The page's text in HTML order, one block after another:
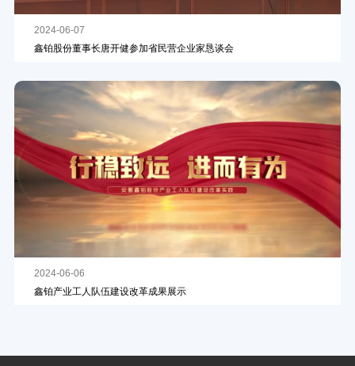
2024-06-07
鑫铂股份董事长唐开健参加省民营企业家恳谈会
2024-06-06
鑫铂产业工人队伍建设改革成果展示